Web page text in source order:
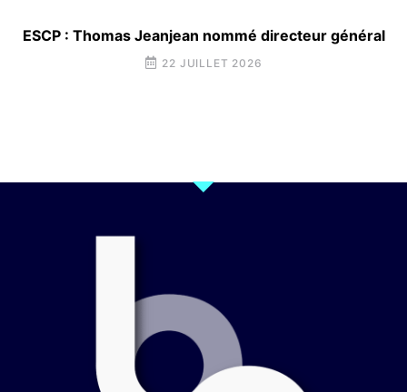
ESCP : Thomas Jeanjean nommé directeur général
22 JUILLET 2026